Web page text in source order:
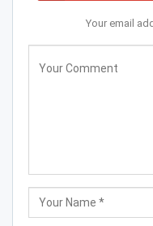
Your email